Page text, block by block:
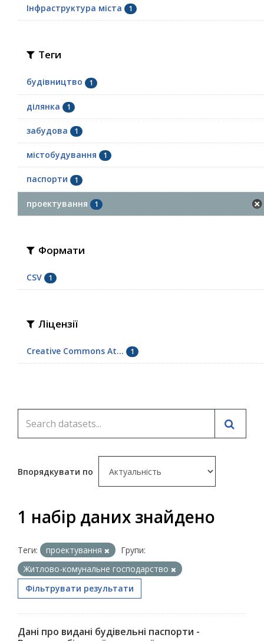
Інфраструктура міста 1
Теги
будівництво 1
ділянка 1
забудова 1
містобудування 1
паспорти 1
проектування 1
Формати
CSV 1
Ліцензії
Creative Commons At... 1
Впорядкувати по
1 набір даних знайдено
Теги: проектування
Групи:
Житлово-комунальне господарство
Фільтрувати результати
Дані про видані будівельні паспорти -